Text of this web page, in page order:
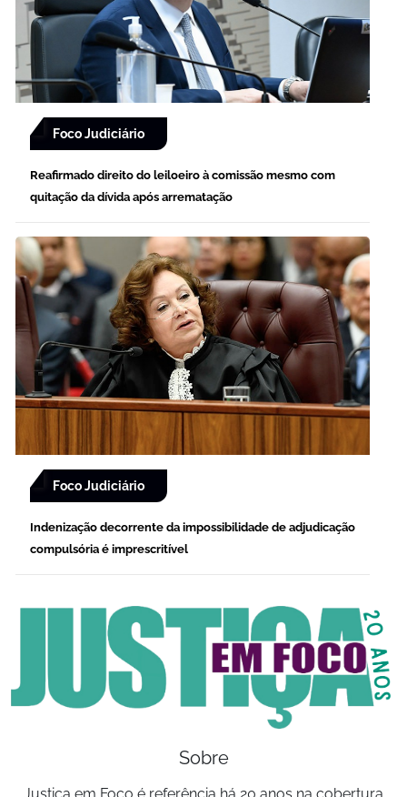
Foco Judiciário
Reafirmado direito do leiloeiro à comissão mesmo com
quitação da dívida após arrematação
Foco Judiciário
Indenização decorrente da impossibilidade de adjudicação
compulsória é imprescritível
Sobre